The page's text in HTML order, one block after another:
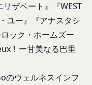
ザベート』『WEST
ユー』『アナスタシ
ック・ホームズー
！ー甘美なる巴里
のウェルネスインフ
またはその他の交
であると判断した
部を公開すること
社の運営または
理的に必要である
して、過去に
置を受けたこと
合
佐人又は被補助
人、後見人､保
いなかった場合